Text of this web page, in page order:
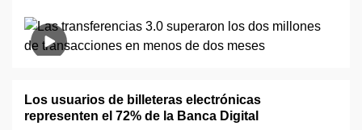
Los usuarios de billeteras electrónicas
representen el 72% de la Banca Digital